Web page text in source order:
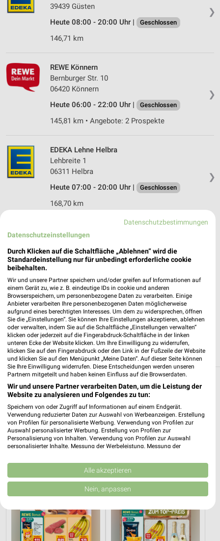
❯
39439 Güsten
Heute 08:00 - 20:00 Uhr |
Geschlossen
146,71 km
❯
REWE Könnern
Bernburger Str. 10
06420 Könnern
Heute 06:00 - 22:00 Uhr |
Geschlossen
145,81 km • Angebote: 2 Prospekte
❯
EDEKA Lehne Helbra
Lehbreite 1
06311 Helbra
Heute 07:00 - 20:00 Uhr |
Geschlossen
168,70 km
NP-Markt Ahlsdorf
06313 Ahlsdorf
EDEKA Steinemann Lutherstadt Eisleben
Gerbstedter Chaussee 6
06295 Lutherstadt Eisleben
Heute 08:00 - 20:00 Uhr | Geschlossen
167,69 km
Supermärkte Angebote und Prospekte für
Arnstein
14 Prospekte
REWE nahkauf
Datenschutzbestimmungen
Datenschutzeinstellungen
Durch Klicken auf die Schaltfläche „Ablehnen“ wird die
Standardeinstellung nur für unbedingt erforderliche cookie
beibehalten.
Wir und unsere Partner speichern und/oder greifen auf Informationen auf
einem Gerät zu, wie z. B. eindeutige IDs in cookie und anderen
Browserspeichern, um personenbezogene Daten zu verarbeiten. Einige
Anbieter verarbeiten Ihre personenbezogenen Daten möglicherweise
aufgrund eines berechtigten Interesses. Um dem zu widersprechen, öffnen
Sie die „Einstellungen“. Sie können Ihre Einstellungen akzeptieren, ablehnen
oder verwalten, indem Sie auf die Schaltfläche „Einstellungen verwalten“
klicken oder jederzeit auf die Fingerabdruck-Schaltfläche in der linken
unteren Ecke der Website klicken. Um Ihre Einwilligung zu widerrufen,
klicken Sie auf den Fingerabdruck oder den Link in der Fußzeile der Website
und klicken Sie auf den Menüpunkt „Meine Daten“. Auf dieser Seite können
Sie Ihre Einwilligung widerrufen. Diese Entscheidungen werden unseren
Partnern mitgeteilt und haben keinen Einfluss auf die Browserdaten.
Wir und unsere Partner verarbeiten Daten, um die Leistung der
Website zu analysieren und Folgendes zu tun:
Speichern von oder Zugriff auf Informationen auf einem Endgerät.
Verwendung reduzierter Daten zur Auswahl von Werbeanzeigen. Erstellung
von Profilen für personalisierte Werbung. Verwendung von Profilen zur
Auswahl personalisierter Werbung. Erstellung von Profilen zur
Personalisierung von Inhalten. Verwendung von Profilen zur Auswahl
personalisierter Inhalte. Messung der Werbeleistung. Messung der
Kombinationen von Daten aus verschiedenen Quellen. Entwicklung und
Verbesserung der Angebote. Verwendung reduzierter Daten zur Auswahl
von Inhalten.
Daten können außerhalb der Europäischen Union weitergegeben und in die
USA gesendet werden.
Website/App.
Partnerliste anzeigen (1 IAB-Anbieter)
Wir nutzen Ihre Daten für folgende Zwecke:
Alle akzeptieren
Nein, anpassen